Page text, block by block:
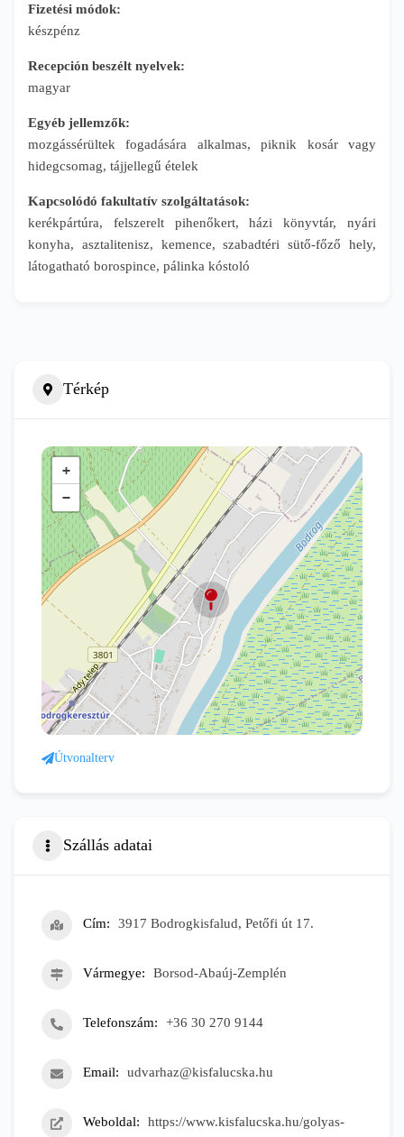
Fizetési módok:
készpénz
Recepción beszélt nyelvek:
magyar
Egyéb jellemzők:
mozgássérültek fogadására alkalmas, piknik kosár vagy
hidegcsomag, tájjellegű ételek
Kapcsolódó fakultatív szolgáltatások:
kerékpártúra, felszerelt pihenőkert, házi könyvtár, nyári
konyha, asztalitenisz, kemence, szabadtéri sütő-főző hely,
látogatható borospince, pálinka kóstoló
Térkép
+
−
Útvonalterv
Szállás adatai
Cím 3917 Bodrogkisfalud, Petőfi út 17.
Vármegye Borsod-Abaúj-Zemplén
Telefonszám +36 30 270 9144
Email udvarhaz@kisfalucska.hu
Weboldal
https://www.kisfalucska.hu/golyas-